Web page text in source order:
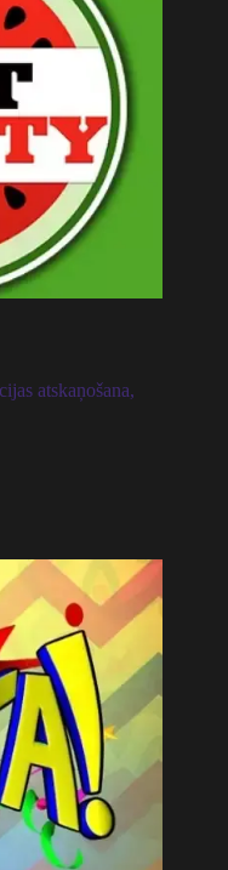
atskaņošana,